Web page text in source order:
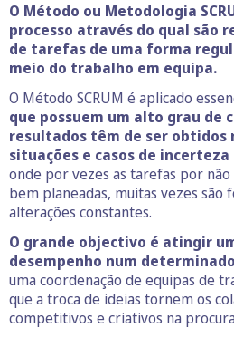
O Método ou Metodologia
processo através do qual são
de tarefas de uma forma
meio do trabalho em equipa.
O Método SCRUM é aplicado
que possuem um alto grau de
resultados têm de ser obtidos
situações e casos de
onde por vezes as tarefas por
bem planeadas, muitas vezes são
alterações constantes.
O grande objectivo é atingir
desempenho num
uma coordenação de equipas de
que a troca de ideias tornem os
competitivos e criativos na